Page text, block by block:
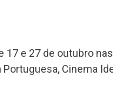
17 e 27 de outubro
Cinema